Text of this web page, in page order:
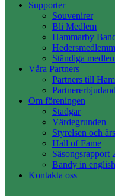
Supporter
Souvenirer
Bli Medlem
Hammarby
Ständiga
Våra Partners
Partners till
Om föreningen
Stadgar
Värdegrunden
Styrelsen och
Hall of Fame
Säsongsrapport
Bandy in english
Kontakta oss